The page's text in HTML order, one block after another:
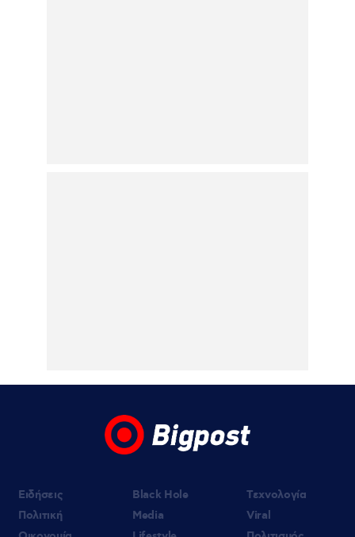
δημοσιεύματα που αφορούν την
προσωπική του ζωή – Προειδοποιεί με
μηνύσεις
Ειδήσεις
Πολιτική
Black Hole
Media
Τεχνολογία
Viral